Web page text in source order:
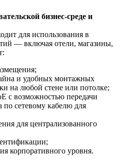
бизнес-среде и
для использования в
— включая отели, магазины,
и удобных монтажных
на любой стене или потолке;
с возможностью передачи
по сетевому кабелю для
для централизованного
корпоративного уровня.